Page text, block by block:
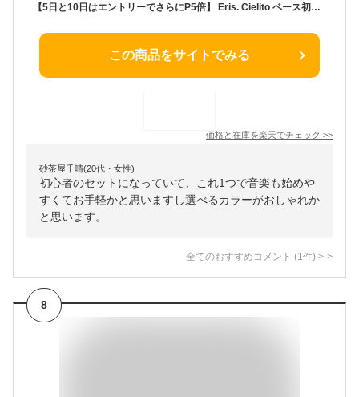
【5日と10日はエントリーでさらにP5倍】 Eris. Cielito ベース初心者セット 選べるアンプ エレキベース ローステッドメイプルネック マッチングヘッド 33インチスケール ジャズベースタイプ エリス 【レビューでストラップ脱落防止ラバープレゼント】
この商品をサイトでみる
価格と在庫を楽天でチェック >>
砂茶屋千晴(20代・女性)
初心者のセットになっていて、これ1つで音楽も始めや
すくてお手軽かと思いますし選べるカラーがおしゃれか
と思います。
全てのおすすめコメント (1 件) >
8